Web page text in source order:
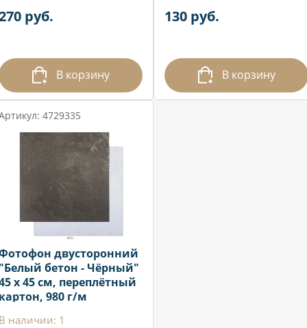
руб.
В корзину
130 руб.
В корзину
4729335
двусторонний
бетон - Чёрный"
х 45 см, переплётный
980 г/м
наличии: 1